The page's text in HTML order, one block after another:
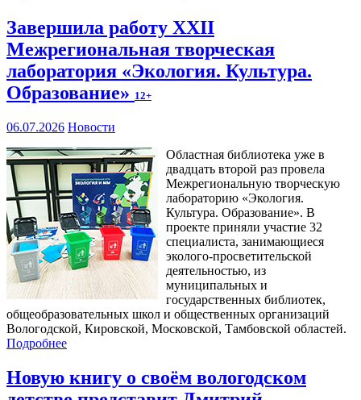
Завершила работу XXII
Межрегиональная творческая
лаборатория «Экология. Культура.
Образование» 12+
06.07.2026 Новости
Областная библиотека уже в
двадцать второй раз провела
Межрегиональную творческую
лабораторию «Экология.
Культура. Образование». В
проекте приняли участие 32
специалиста, занимающиеся
эколого-просветительской
деятельностью, из
муниципальных и
государственных библиотек,
общеобразовательных школ и общественных организаций
Вологодской, Кировской, Московской, Тамбовской областей.
Подробнее
Новую книгу о своём вологодском